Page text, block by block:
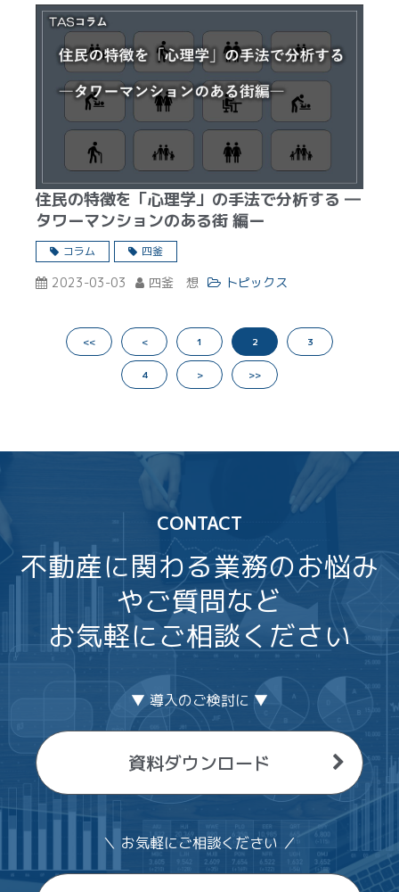
住民の特徴を「心理学」の手法で分析する ―
タワーマンションのある街 編ー
コラム 四釜
2023-03-03 四釜 想 トピックス
<< < 1 2 3
4 > >>
CONTACT
不動産に関わる業務のお悩み
やご質問など
お気軽にご相談ください
▼ 導入のご検討に ▼
資料ダウンロード
＼ お気軽にご相談ください ／